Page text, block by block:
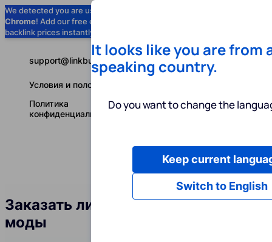
We detected you are using
Chrome! Add our free extension to check
backlink prices instantly as you browse.
Услуги
Русский
support@linkbuilder.com
Условия и положения
Политика
конфиденциальности
Заказать линкбилдинг в сфере
моды
It looks like you are from
speaking country.
Do you want to change the
Switch to English
Keep current